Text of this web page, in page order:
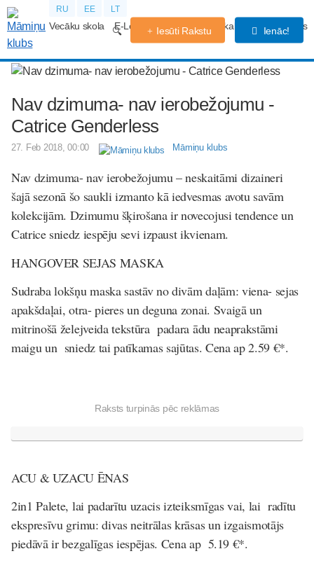
RU EE LT
Vecāku skola E-Lekcijas Grūtniecības kalendārs Forums
Iesūti Rakstu Ienāc!
Nav dzimuma- nav ierobežojumu -
Catrice Genderless
27. Feb 2018, 00:00 Māmiņu klubs
Nav dzimuma- nav ierobežojumu – neskaitāmi dizaineri
šajā sezonā šo saukli izmanto kā iedvesmas avotu savām
kolekcijām. Dzimumu šķirošana ir novecojusi tendence un
Catrice sniedz iespēju sevi izpaust ikvienam.
HANGOVER SEJAS MASKA
Sudraba lokšņu maska sastāv no divām daļām: viena- sejas
apakšdaļai, otra- pieres un deguna zonai. Svaigā un
mitrinošā želejveida tekstūra padara ādu neaprakstāmi
maigu un sniedz tai patīkamas sajūtas.Cena ap 2.59 €*.
Raksts turpinās pēc reklāmas
ACU & UZACU ĒNAS
2in1 Palete, lai padarītu uzacis izteiksmīgas vai, lai radītu
ekspresīvu grimu: divas neitrālas krāsas un izgaismotājs
piedāvā ir bezgalīgas iespējas. Cena ap 5.19 €*.